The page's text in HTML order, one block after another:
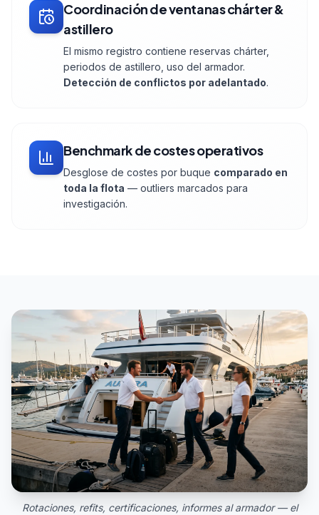
Coordinación de ventanas chárter &
astillero
El mismo registro contiene reservas chárter,
periodos de astillero, uso del armador.
Detección de conflictos por adelantado.
Benchmark de costes operativos
Desglose de costes por buque comparado en
toda la flota — outliers marcados para
investigación.
Rotaciones, refits, certificaciones, informes al armador — el